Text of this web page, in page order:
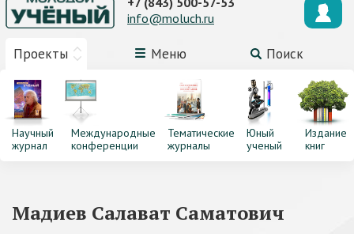
Проекты Меню Поиск
info@moluch.ru
Научный
журнал
Международные
конференции
Тематические
журналы
Юный
ученый
Издание
книг
Мадиев Салават Саматович